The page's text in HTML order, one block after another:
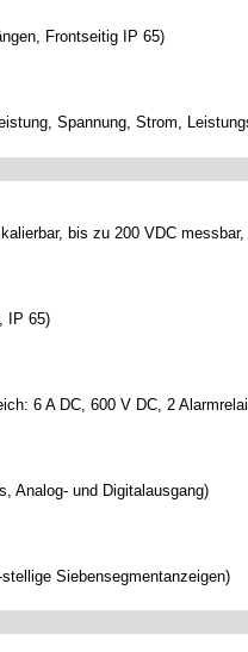
Frontseitig IP 65)
Spannung, Strom,
bis zu 200 VDC
IP 65)
6 A DC, 600 V DC, 2
Analog- und Digitalausgang)
Siebensegmentanzeigen)